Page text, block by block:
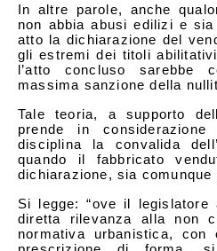
In altre parole, anche
non abbia abusi edilizi e
atto la dichiarazione del
gli estremi dei titoli
l’atto concluso sarebbe
massima sanzione della
Tale teoria, a supporto
prende in
disciplina la convalida
quando il fabbricato
dichiarazione, sia comunque
Si legge: “ove il legislatore
diretta rilevanza alla non
normativa urbanistica,